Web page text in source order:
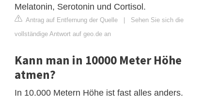
Melatonin, Serotonin und Cortisol.
Antrag auf Entfernung der Quelle | Sehen Sie sich die
vollständige Antwort auf geo.de an
Kann man in 10000 Meter Höhe
atmen?
In 10.000 Metern Höhe ist fast alles anders.